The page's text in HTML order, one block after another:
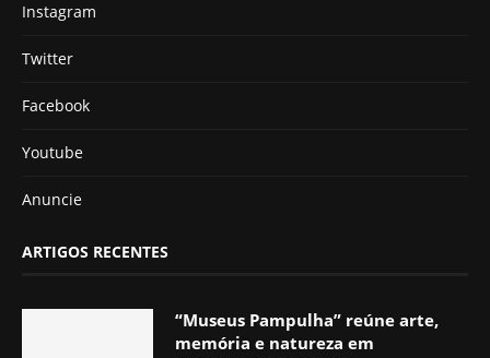
Instagram
Twitter
Facebook
Youtube
Anuncie
ARTIGOS RECENTES
“Museus Pampulha” reúne arte,
memória e natureza em